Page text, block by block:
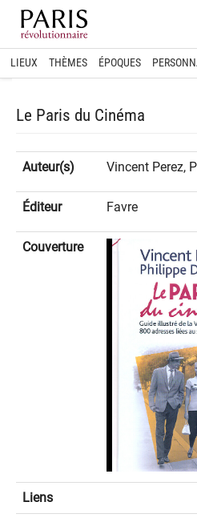
Home
LIEUX THÈMES ÉPOQUES
Le Paris du Cinéma
Auteur(s) Vincent Perez,
Éditeur Favre
Couverture
Liens